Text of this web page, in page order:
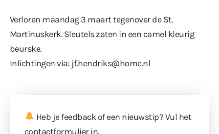
Verloren maandag 3 maart tegenover de St.
Martinuskerk. Sleutels zaten in een camel kleurig
beurske.
Inlichtingen via: jf.hendriks@home.nl
Heb je feedback of een nieuwstip? Vul het
contactformulierin.